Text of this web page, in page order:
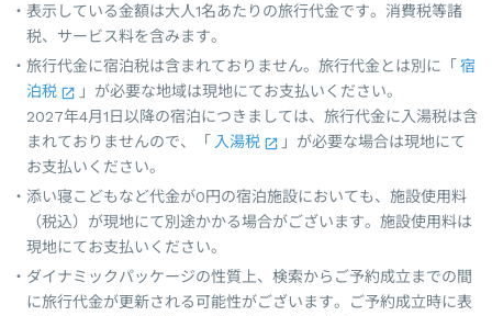
表示している金額は大人1名あたりの旅行代金です。消費税等諸
税、サービス料を含みます。
旅行代金に宿泊税は含まれておりません。旅行代金とは別に「 宿
泊税
」が必要な地域は現地にてお支払いください。
2027年4月1日以降の宿泊につきましては、旅行代金に入湯税は含
まれておりませんので、「 入湯税
」が必要な場合は現地にて
お支払いください。
添い寝こどもなど代金が0円の宿泊施設においても、施設使用料
（税込）が現地にて別途かかる場合がございます。施設使用料は
現地にてお支払いください。
ダイナミックパッケージの性質上、検索からご予約成立までの間
に旅行代金が更新される可能性がございます。ご予約成立時に表